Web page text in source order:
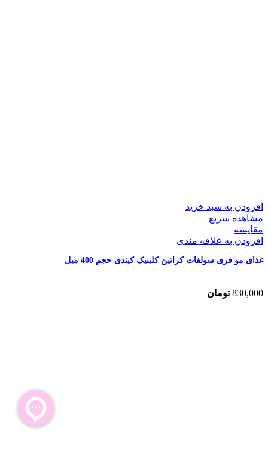
افزودن به سبد خرید
مشاهده سریع
مقایسه
افزودن به علاقه مندی
غذای مو فری سولفات کراتین کلینیک کیندی حجم 400 میل
830,000 تومان